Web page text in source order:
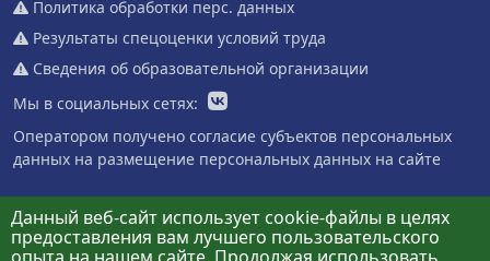
Политика обработки перс. данных
Результаты спецоценки условий труда
Сведения об образовательной организации
Мы в социальных сетях:
Оператором получено согласие субъектов персональных
данных на размещение персональных данных на сайте
Данный веб-сайт использует cookie-файлы в целях
предоставления вам лучшего пользовательского